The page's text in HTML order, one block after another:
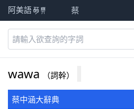
阿美語萌典 蔡
wawa （詞幹）
蔡中涵大辭典